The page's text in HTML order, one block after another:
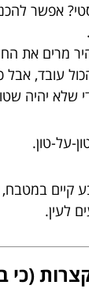
אפשר
מרים את
עובד, אבל
שלא יהיה
על-טון.
קיים
לעין.
(כי